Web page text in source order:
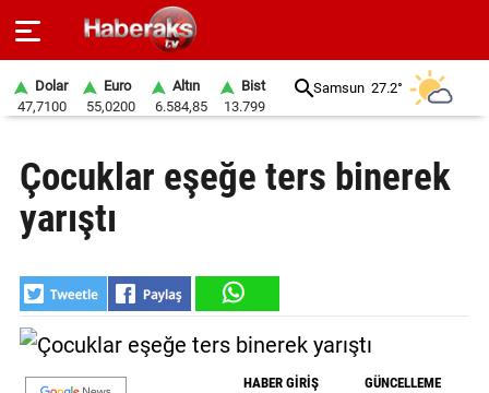
SPOR
YAŞAM
EKONOMİ
BELEDİYELER
SAĞLIK
Dolar
47,7100
Euro
55,0200
Altın
6.584,85
Bist
13.799
Samsun 27.2°
Çocuklar eşeğe ters binerek
yarıştı
HABER GİRİŞ
GÜNCELLEME